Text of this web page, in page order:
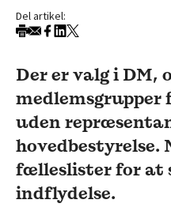
Del artikel:
Der er valg i DM,
uden
hovedbestyrelse.
fælleslister for at
indflydelse.